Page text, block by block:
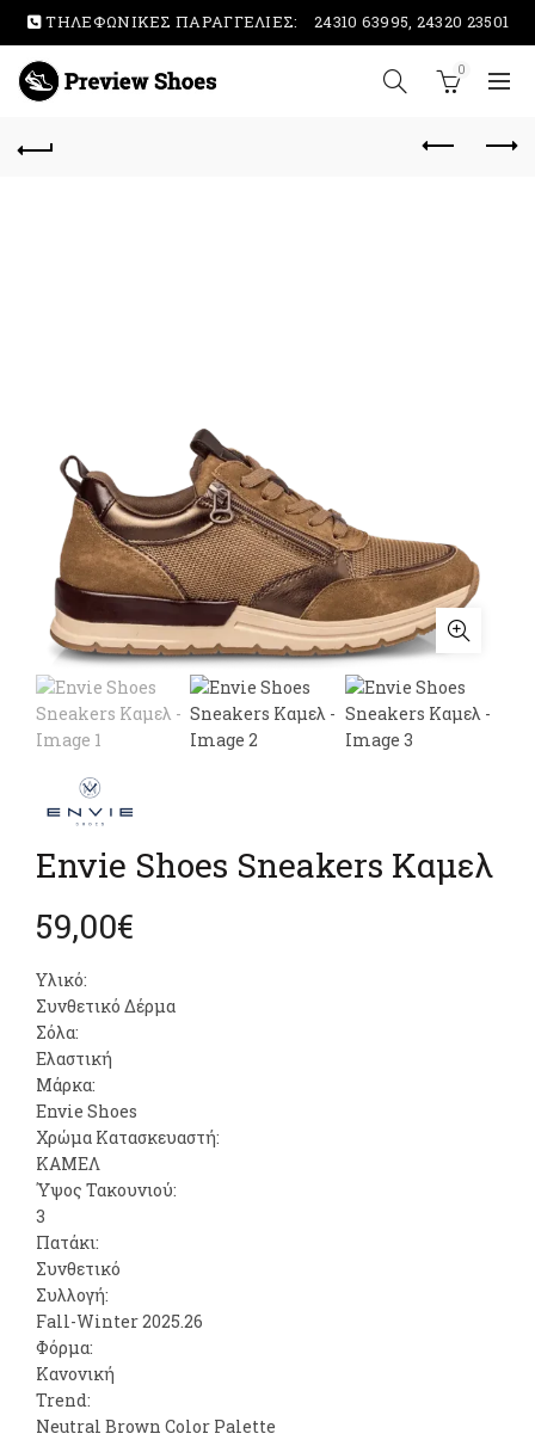
ΤΗΛΕΦΩΝΙΚΕΣ ΠΑΡΑΓΓΕΛΙΕΣ: 24310 63995, 24320 23501
0
Envie Shoes Sneakers Καμελ
59,00€
Υλικό:
Συνθετικό Δέρμα
Σόλα:
Ελαστική
Μάρκα:
Envie Shoes
Χρώμα Κατασκευαστή:
ΚΑΜΕΛ
Ύψος Τακουνιού:
3
Πατάκι:
Συνθετικό
Συλλογή:
Fall-Winter 2025.26
Φόρμα:
Κανονική
Trend:
Neutral Βrown Color Palette